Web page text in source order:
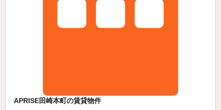
APRISE田崎本町の賃貸物件